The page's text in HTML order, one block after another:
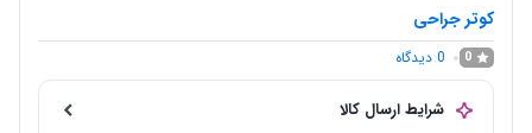
کوتر جراحی
0
0 دیدگاه
شرایط ارسال کالا